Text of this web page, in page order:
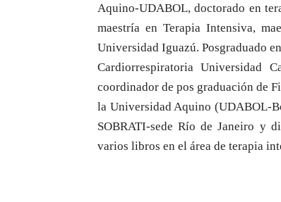
Aquino-UDABOL, doctorado en
maestría en Terapia Intensiva,
Universidad Iguazú. Posgraduado
Cardiorrespiratoria Universidad
coordinador de pos graduación de
la Universidad Aquino (UDABOL-
SOBRATI-sede Río de Janeiro y
varios libros en el área de terapia